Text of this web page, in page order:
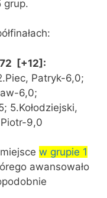
grup.
[+12]:
Patryk-6,0;
6,0;
5.Kołodziejski,
9,0
w grupie 1
awansowało